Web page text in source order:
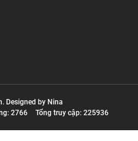
Designed by Nina
2766 Tổng truy cập: 225936